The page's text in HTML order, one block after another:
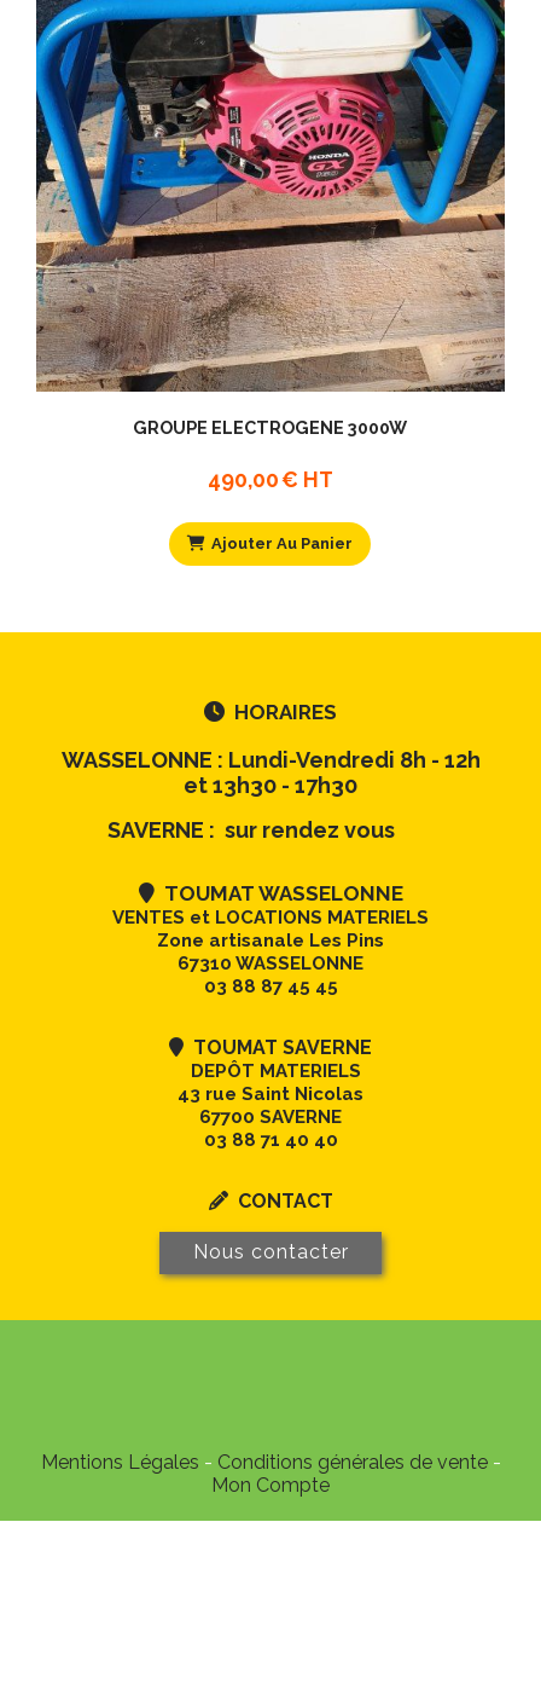
GROUPE ELECTROGENE 3000W
490,00€ HT
Ajouter Au Panier
 HORAIRES
WASSELONNE : Lundi-Vendredi 8h - 12h
et 13h30 - 17h30
SAVERNE : sur rendez vous
TOUMAT WASSELONNE
VENTES et LOCATIONS MATERIELS
Zone artisanale Les Pins
67310 WASSELONNE
03 88 87 45 45
 TOUMAT SAVERNE
DEPÔT MATERIELS
43 rue Saint Nicolas
67700 SAVERNE
03 88 71 40 40
CONTACT
Nous contacter
Mentions Légales
Conditions générales de vente
Mon Compte